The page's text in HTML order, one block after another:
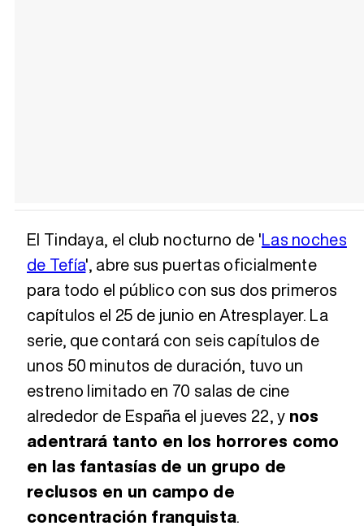
El Tindaya, el club nocturno de 'Las noches
de Tefía', abre sus puertas oficialmente
para todo el público con sus dos primeros
capítulos el 25 de junio en Atresplayer. La
serie, que contará con seis capítulos de
unos 50 minutos de duración, tuvo un
estreno limitado en 70 salas de cine
alrededor de España el jueves 22, y nos
adentrará tanto en los horrores como
en las fantasías de un grupo de
reclusos en un campo de
concentración franquista.